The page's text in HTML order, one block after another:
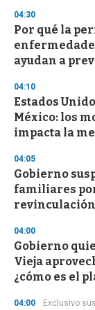
s
e
c
o
n
04:30
Por qué la
ayudan a
04:10
Estados
México: los
impacta la
04:05
Gobierno
familiares
04:00
Gobierno
Vieja
¿cómo es el
04:00 Exclusivo